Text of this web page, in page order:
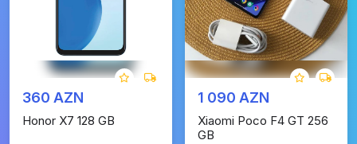
360 AZN
Honor X7 128 GB
1 090 AZN
Xiaomi Poco F4 GT 256
GB